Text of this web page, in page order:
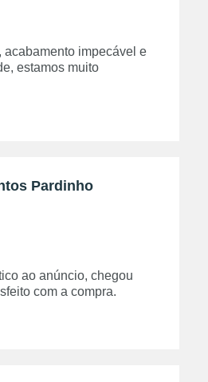
acabamento impecável e
estamos muito
Pardinho
ao anúncio, chegou
com a compra.